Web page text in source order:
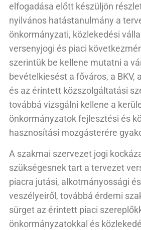
elfogadása előtt készüljön
nyilvános hatástanulmány a
önkormányzati, közlekedési
versenyjogi és piaci
szerintük be kellene mutatni a
bevételkiesést a főváros, a BKV,
és az érintett közszolgáltatási
továbbá vizsgálni kellene a
önkormányzatok fejlesztési és
hasznosítási mozgásterére
A szakmai szervezet jogi
szükségesnek tart a tervezet
piacra jutási, alkotmányossági
veszélyeiről, továbbá érdemi
sürget az érintett piaci
önkormányzatokkal és